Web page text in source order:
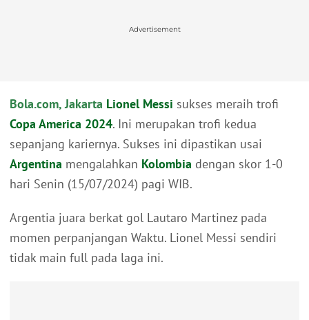
Advertisement
Bola.com, Jakarta Lionel Messi sukses meraih trofi
Copa America 2024. Ini merupakan trofi kedua
sepanjang kariernya. Sukses ini dipastikan usai
Argentina mengalahkan Kolombia dengan skor 1-0
hari Senin (15/07/2024) pagi WIB.
Argentia juara berkat gol Lautaro Martinez pada
momen perpanjangan Waktu. Lionel Messi sendiri
tidak main full pada laga ini.